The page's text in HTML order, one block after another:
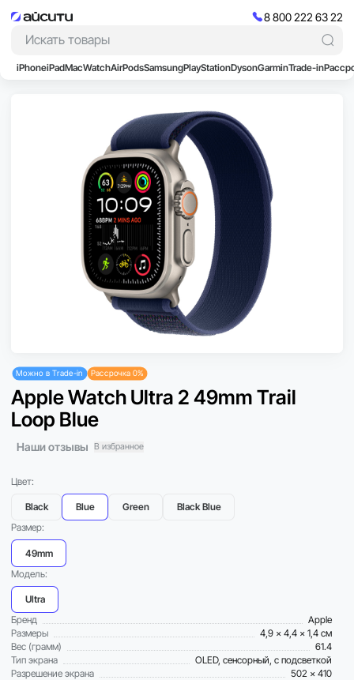
8 800 222 63 22
iPhoneiPadMacWatchAirPodsSamsungPlayStationDysonGarminTrade-in
Apple Watch Ultra 2 49mm Trail
Loop Blue
Наши отзывы В избранное
Можно в Trade-in Рассрочка 0%
Цвет:
Black Blue Green
Black Blue
Размер:
49mm
Модель:
Ultra
Бренд
Apple
Размеры
4,9 x 4,4 x 1,4 см
Вес (грамм)
61.4
Тип экрана
OLED, сенсорный, с подсветкой
Разрешение экрана
502 x 410